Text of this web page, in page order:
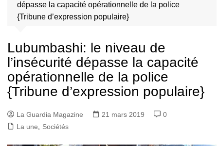
dépasse la capacité opérationnelle de la police
{Tribune d’expression populaire}
Lubumbashi: le niveau de
l’insécurité dépasse la capacité
opérationnelle de la police
{Tribune d’expression populaire}
La Guardia Magazine 21 mars 2019
0
La une
Sociétés